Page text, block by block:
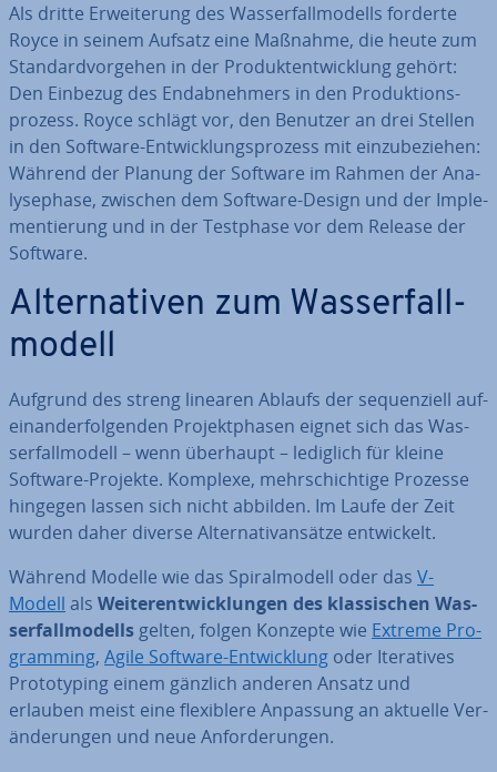
Als dritte Er­wei­te­rung des Was­ser­fall­mo­dells forderte
Royce in seinem Aufsatz eine Maßnahme, die heute zum
Stan­dard­vor­ge­hen in der Pro­dukt­ent­wick­lung gehört:
Den Einbezug des End­ab­neh­mers in den Pro­duk­ti­ons­
pro­zess. Royce schlägt vor, den Benutzer an drei Stellen
in den Software-Ent­wick­lungs­pro­zess mit ein­zu­be­zie­hen:
Während der Planung der Software im Rahmen der Ana­
ly­se­pha­se, zwischen dem Software-Design und der Im­ple­
men­tie­rung und in der Testphase vor dem Release der
Software.
Al­ter­na­ti­ven zum Was­ser­fall­
mo­dell
Aufgrund des streng linearen Ablaufs der se­quen­zi­ell auf­
ein­an­der­fol­gen­den Pro­jekt­pha­sen eignet sich das Was­
ser­fall­mo­dell – wenn überhaupt – lediglich für kleine
Software-Projekte. Komplexe, mehr­schich­ti­ge Prozesse
hingegen lassen sich nicht abbilden. Im Laufe der Zeit
wurden daher diverse Al­ter­na­tiv­an­sät­ze ent­wi­ckelt.
Während Modelle wie das Spi­ral­mo­dell oder das V-
Modell als Wei­ter­ent­wick­lun­gen des klas­si­schen Was­
ser­fall­mo­dells gelten, folgen Konzepte wie Extreme Pro­
gramming, Agile Software-Ent­wick­lung oder Ite­ra­ti­ves
Pro­to­ty­p­ing einem gänzlich anderen Ansatz und
erlauben meist eine fle­xi­ble­re Anpassung an aktuelle Ver­
än­de­run­gen und neue An­for­de­run­gen.